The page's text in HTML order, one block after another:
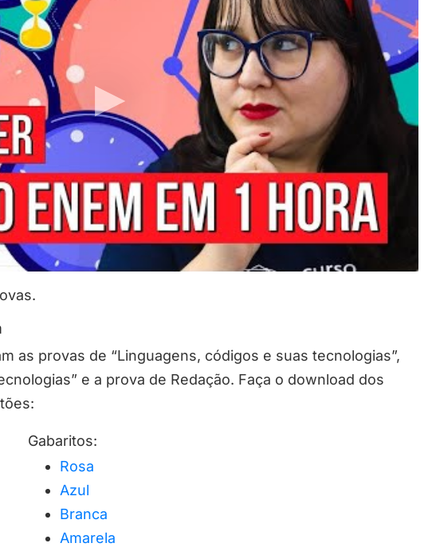
as provas de “Linguagens, códigos e suas tecnologias”,
e a prova de Redação. Faça o download dos
Gabaritos:
Rosa
Azul
Branca
Amarela